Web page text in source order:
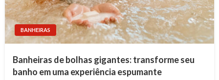
BANHEIRAS
Banheiras de bolhas gigantes: transforme seu
banho em uma experiência espumante